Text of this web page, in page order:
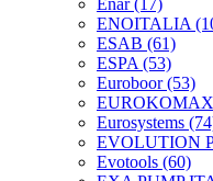
Enar(17)
ENOITALIA
ESAB (61)
ESPA (53)
Euroboor(53)
EUROKOMAX
Eurosystems
EVOLUTION
Evotools (60)